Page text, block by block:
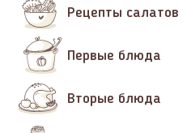
Рецепты салатов
Первые блюда
Вторые блюда